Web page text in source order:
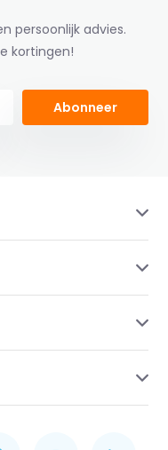
persoonlijk advies.
kortingen!
Abonneer